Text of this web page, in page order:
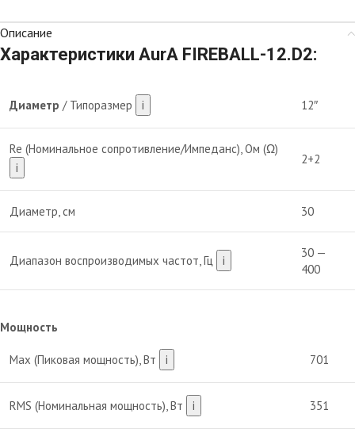
Описание
Характеристики AurA FIREBALL-12.D2:
Диаметр / Типоразмер i 12″
Re (Номинальное сопротивление/Импеданс), Ом (Ω)
i
2+2
Диаметр, см 30
Диапазон воспроизводимых частот, Гц i
30 —
400
Мощность
Max (Пиковая мощность), Вт i 701
RMS (Номинальная мощность), Вт i 351